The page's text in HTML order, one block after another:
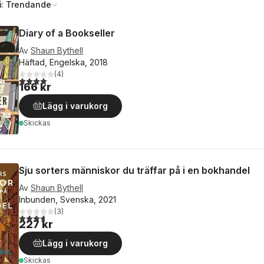
Trendande
Diary of a Bookseller
Av Shaun Bythell
Häftad, Engelska, 2018
4,0utav 5 stjärnor. Totalt antal röster:
(4)
166 kr
Lägg i varukorg
Skickas
Sju sorters människor du träffar på i en bokhandel
Av Shaun Bythell
Inbunden, Svenska, 2021
3,7utav 5 stjärnor. Totalt antal röster:
(3)
227 kr
Lägg i varukorg
Skickas